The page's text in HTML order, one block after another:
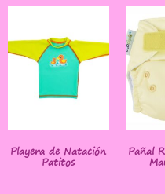
Playera de Natación
Patitos
Pañal